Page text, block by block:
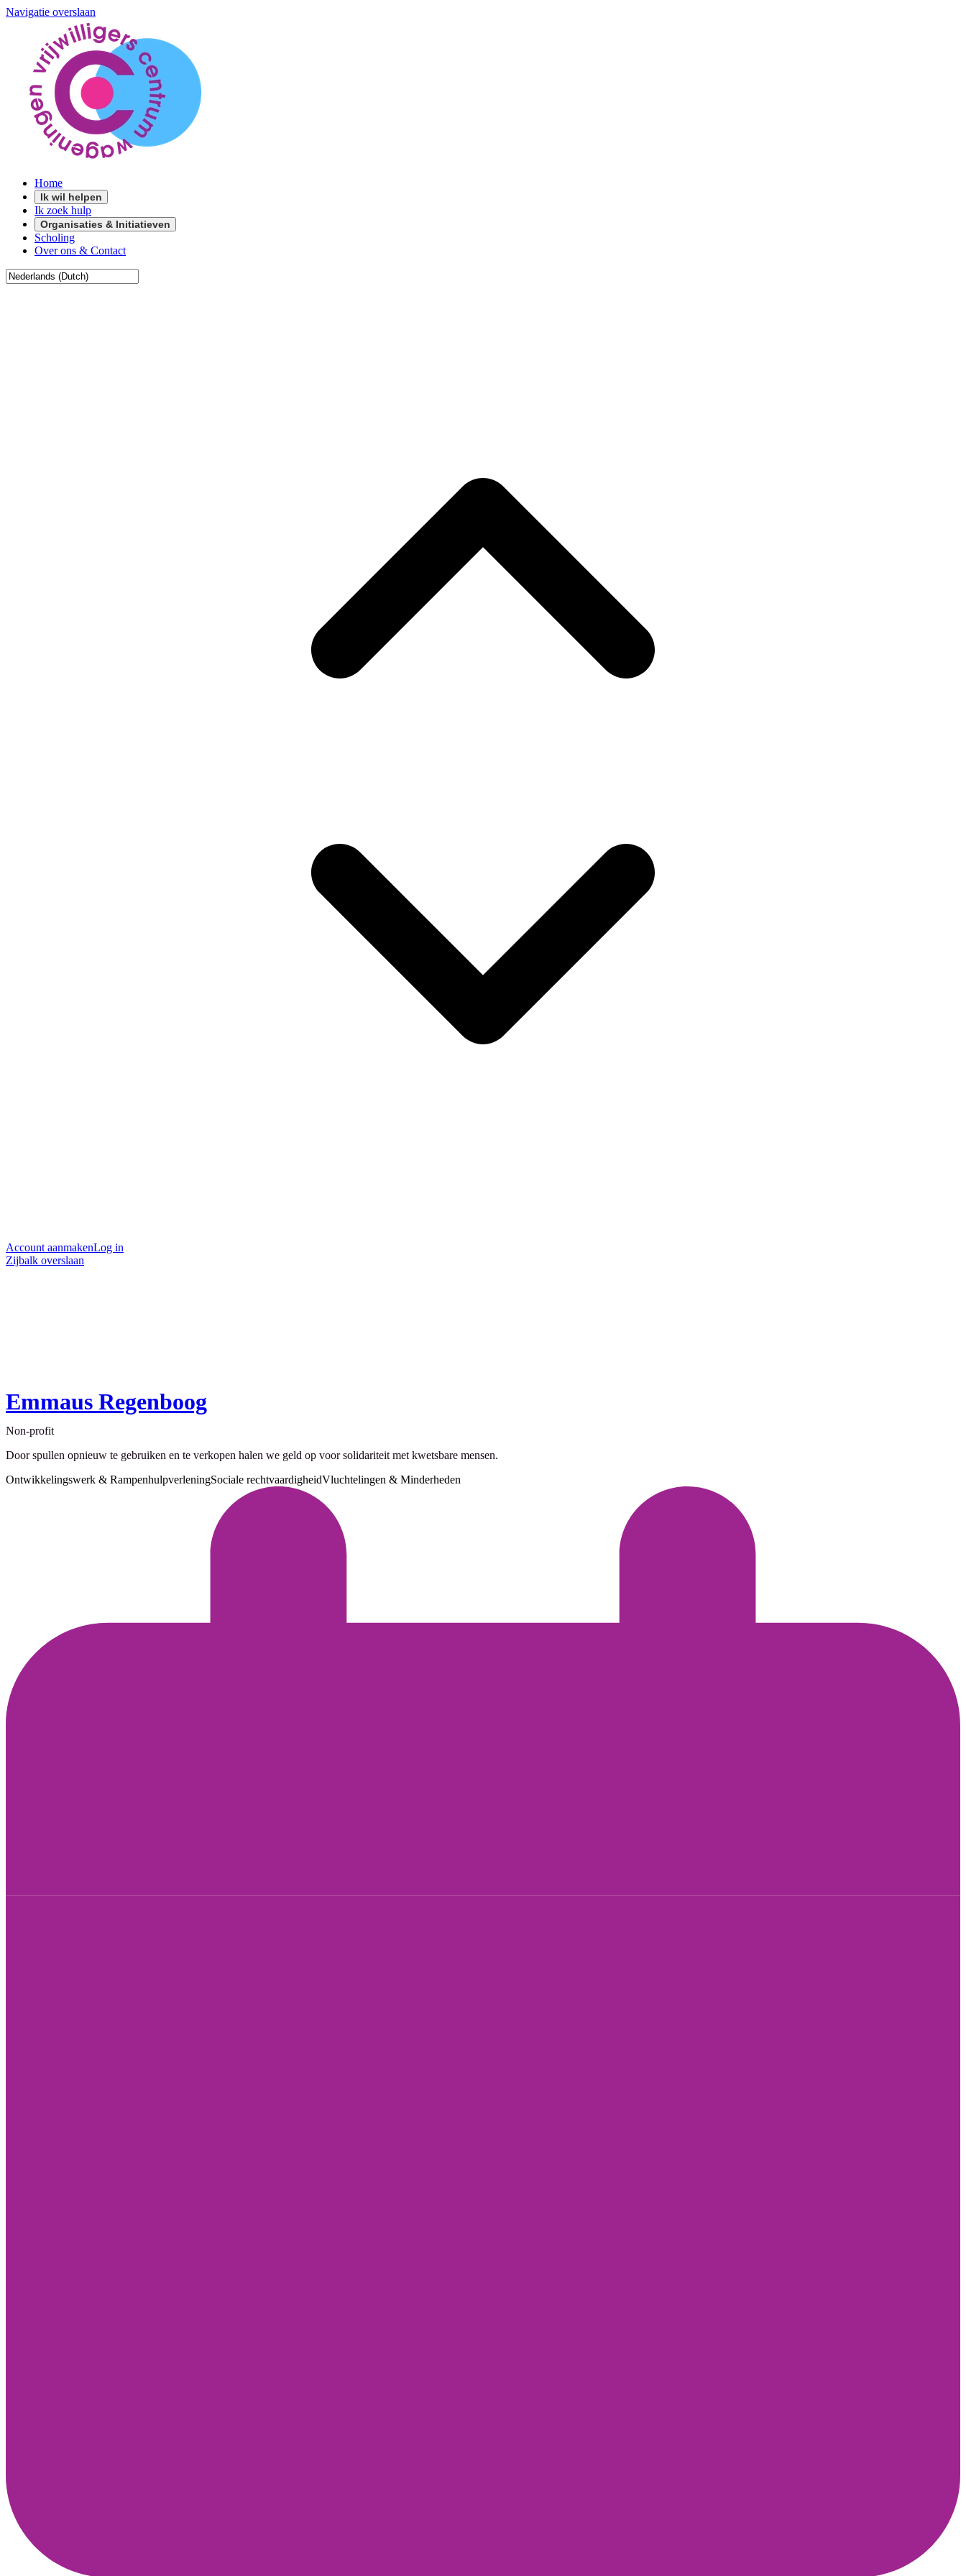
Navigatie overslaan
Home
Ik wil helpen
Ik zoek hulp
Organisaties & Initiatieven
Scholing
Over ons & Contact
Account aanmakenLog in
Zijbalk overslaan
Emmaus Regenboog
Non-profit
Door spullen opnieuw te gebruiken en te verkopen halen we geld op voor solidariteit met kwetsbare mensen.
Ontwikkelingswerk & RampenhulpverleningSociale rechtvaardigheidVluchtelingen & Minderheden